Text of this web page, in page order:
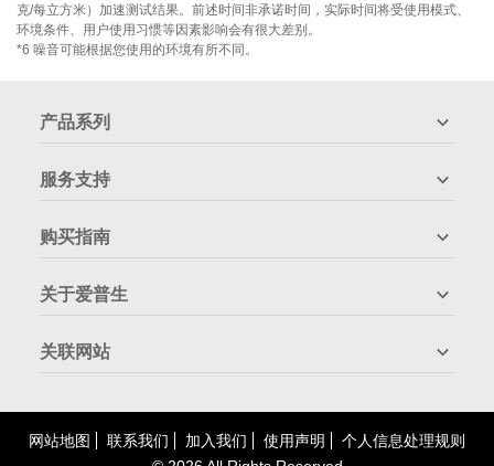
克/每立方米）加速测试结果。前述时间非承诺时间，实际时间将受使用模式、
环境条件、用户使用习惯等因素影响会有很大差别。
*6 噪音可能根据您使用的环境有所不同。
产品系列
服务支持
购买指南
关于爱普生
关联网站
网站地图 联系我们 加入我们 使用声明
个人信息处理规则